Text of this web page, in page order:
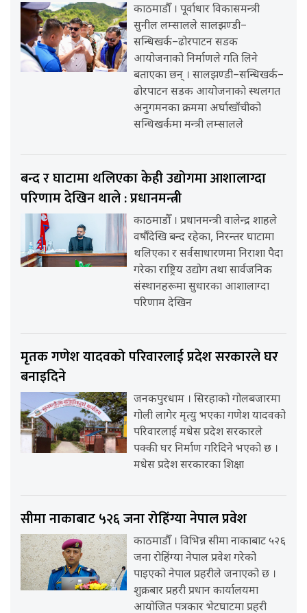
काठमाडौँ । पूर्वाधार विकासमन्त्री
सुनील लम्सालले सालझण्डी–
सन्धिखर्क–ढोरपाटन सडक
आयोजनाको निर्माणले गति लिने
बताएका छन् । सालझण्डी–सन्धिखर्क–
ढोरपाटन सडक आयोजनाको स्थलगत
अनुगमनका क्रममा अर्घाखाँचीको
सन्धिखर्कमा मन्त्री लम्सालले
बन्द र घाटामा थलिएका केही उद्योगमा आशालाग्दा
परिणाम देखिन थाले : प्रधानमन्त्री
काठमाडौँ । प्रधानमन्त्री वालेन्द्र शाहले
वर्षौंदेखि बन्द रहेका, निरन्तर घाटामा
थलिएका र सर्वसाधारणमा निराशा पैदा
गरेका राष्ट्रिय उद्योग तथा सार्वजनिक
संस्थानहरूमा सुधारका आशालाग्दा
परिणाम देखिन
मृतक गणेश यादवको परिवारलाई प्रदेश सरकारले घर
बनाइदिने
जनकपुरधाम । सिरहाको गोलबजारमा
गोली लागेर मृत्यु भएका गणेश यादवको
परिवारलाई मधेस प्रदेश सरकारले
पक्की घर निर्माण गरिदिने भएको छ ।
मधेस प्रदेश सरकारका शिक्षा
सीमा नाकाबाट ५२६ जना रोहिंग्या नेपाल प्रवेश
काठमाडौँ । विभिन्न सीमा नाकाबाट ५२६
जना रोहिंग्या नेपाल प्रवेश गरेको
पाइएको नेपाल प्रहरीले जनाएको छ ।
शुक्रबार प्रहरी प्रधान कार्यालयमा
आयोजित पत्रकार भेटघाटमा प्रहरी